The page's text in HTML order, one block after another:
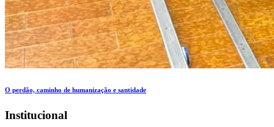
O perdão, caminho de humanização e santidade
Institucional